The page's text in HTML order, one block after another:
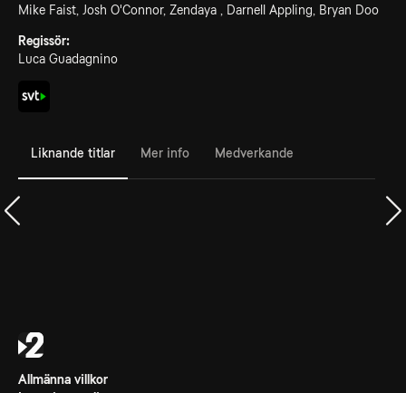
Mike Faist, Josh O'Connor, Zendaya , Darnell Appling, Bryan Doo
Regissör:
Luca Guadagnino
Liknande titlar Mer info Medverkande
Allmänna villkor